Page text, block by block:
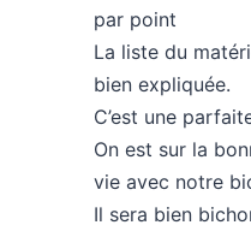
par point
La liste du
bien expliquée.
C’est une
On est sur la
vie avec notre
Il sera bien